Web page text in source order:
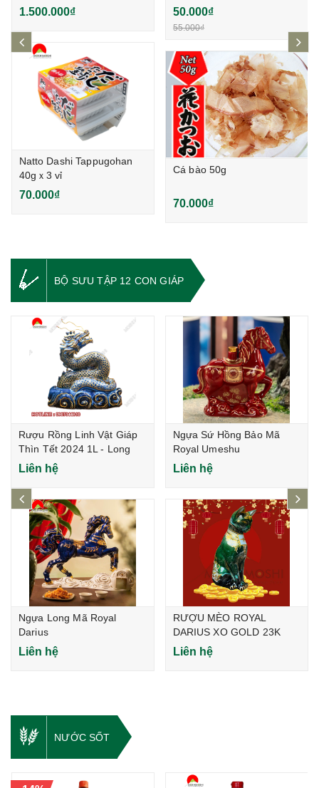
1.500.000₫
Natto Dashi Tappugohan
40gｘ3 vỉ
70.000₫
50.000₫
55.000₫
Cá bào 50g
70.000₫
BỘ SƯU TẬP 12 CON GIÁP
Rượu Rồng Linh Vật Giáp
Thìn Tết 2024 1L - Long
Vân Hội Lộc
Liên hệ
Ngựa Long Mã Royal
Darius
Liên hệ
Ngựa Sứ Hồng Bảo Mã
Royal Umeshu
Liên hệ
RƯỢU MÈO ROYAL
DARIUS XO GOLD 23K
(Phiên bản Limited)
Liên hệ
prev
NƯỚC SỐT